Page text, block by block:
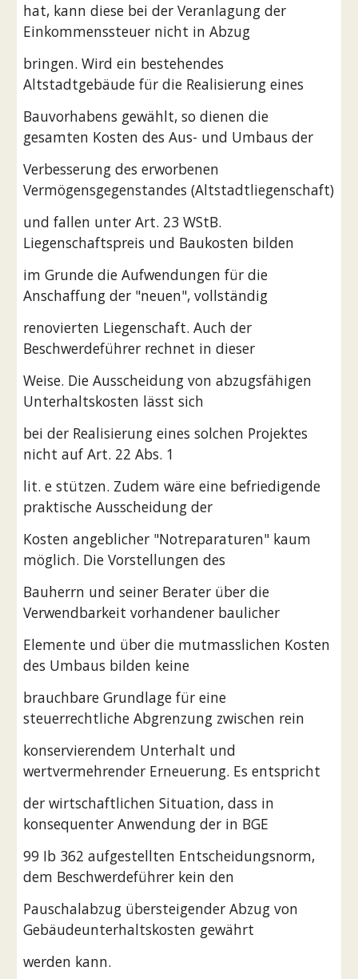
hat, kann diese bei der Veranlagung der
Einkommenssteuer nicht in Abzug
bringen. Wird ein bestehendes
Altstadtgebäude für die Realisierung eines
Bauvorhabens gewählt, so dienen die
gesamten Kosten des Aus- und Umbaus der
Verbesserung des erworbenen
Vermögensgegenstandes (Altstadtliegenschaft)
und fallen unter Art. 23 WStB.
Liegenschaftspreis und Baukosten bilden
im Grunde die Aufwendungen für die
Anschaffung der "neuen", vollständig
renovierten Liegenschaft. Auch der
Beschwerdeführer rechnet in dieser
Weise. Die Ausscheidung von abzugsfähigen
Unterhaltskosten lässt sich
bei der Realisierung eines solchen Projektes
nicht auf Art. 22 Abs. 1
lit. e stützen. Zudem wäre eine befriedigende
praktische Ausscheidung der
Kosten angeblicher "Notreparaturen" kaum
möglich. Die Vorstellungen des
Bauherrn und seiner Berater über die
Verwendbarkeit vorhandener baulicher
Elemente und über die mutmasslichen Kosten
des Umbaus bilden keine
brauchbare Grundlage für eine
steuerrechtliche Abgrenzung zwischen rein
konservierendem Unterhalt und
wertvermehrender Erneuerung. Es entspricht
der wirtschaftlichen Situation, dass in
konsequenter Anwendung der in BGE
99 Ib 362 aufgestellten Entscheidungsnorm,
dem Beschwerdeführer kein den
Pauschalabzug übersteigender Abzug von
Gebäudeunterhaltskosten gewährt
werden kann.